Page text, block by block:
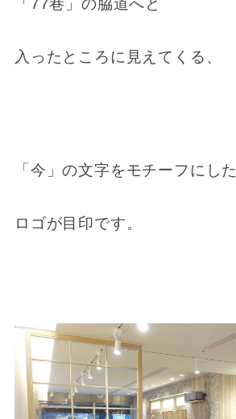
「77巷」の脇道へと
入ったところに見えてくる、
「今」の文字をモチーフにした
ロゴが目印です。